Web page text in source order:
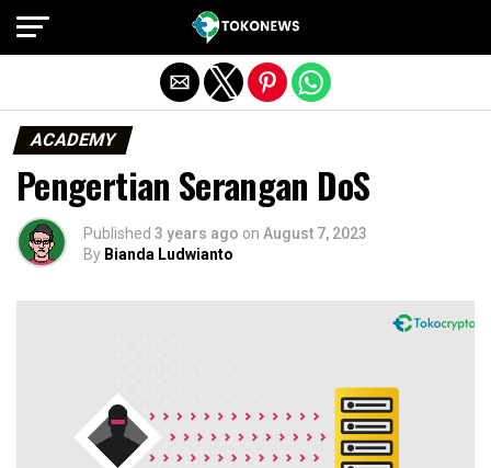
ACADEMY
Pengertian Serangan DoS
Published 3 years ago on August 7, 2023
By Bianda Ludwianto
Exit mobile version